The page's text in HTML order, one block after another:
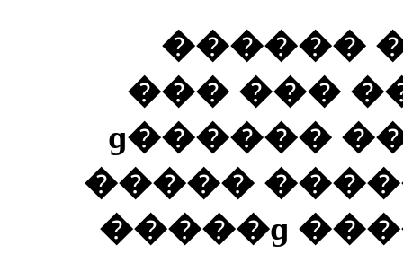
�� ���
������
�������� �� ����� ������ɡ
�����
�����ɡ